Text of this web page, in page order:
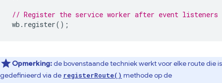
// Register the service worker after event listeners
wb . register();
Opmerking:de bovenstaande techniek werkt voor elke route die is
gedefinieerd via de registerRoute() methode op de